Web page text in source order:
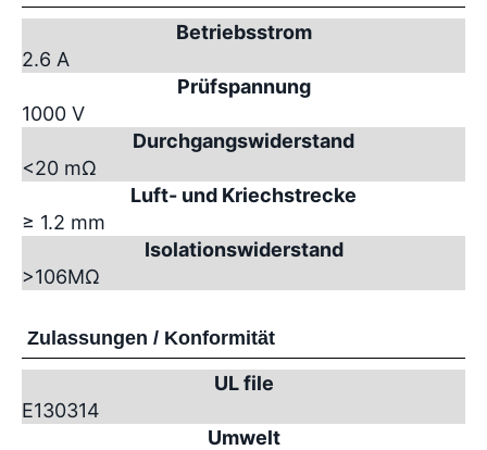
Betriebsstrom
2.6 A
Prüfspannung
1000 V
Durchgangswiderstand
<20 mΩ
Luft- und Kriechstrecke
≥ 1.2 mm
Isolationswiderstand
>106MΩ
Zulassungen / Konformität
UL file
E130314
Umwelt